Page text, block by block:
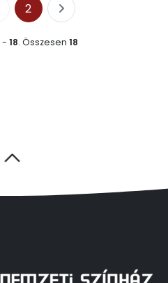
2
- 18. Összesen 18